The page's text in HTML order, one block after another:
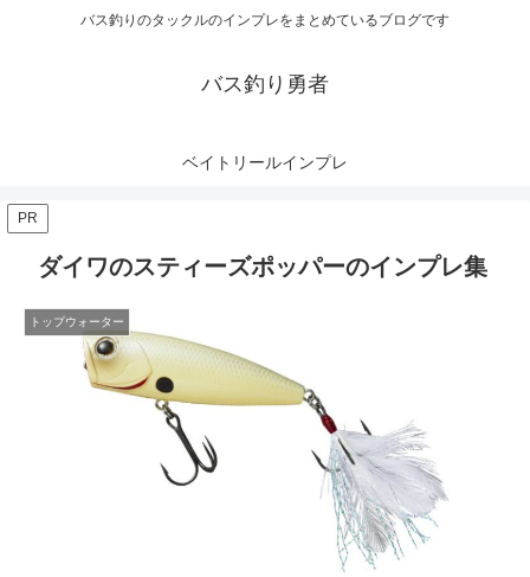
バス釣りのタックルのインプレをまとめているブログです
バス釣り勇者
ベイトリールインプレ
PR
ダイワのスティーズポッパーのインプレ集
トップウォーター